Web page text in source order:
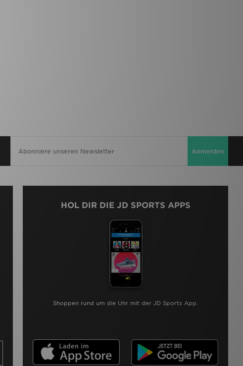
Anmelden
HOL DIR DIE JD SPORTS APPS
Shoppen rund um die Uhr mit der JD Sports App.